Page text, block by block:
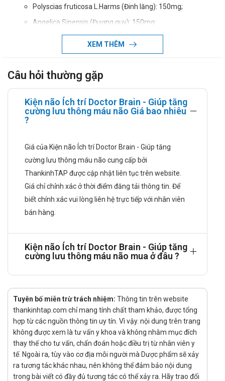
Polyscias fruticosa L.Harms (Đinh lăng): 150mg;
Angelica Sinensis (Đương quy): 150mg;
Salvia miltiorrhiza (Đan sâm): 150mg;
Lycopodiella cernua (Thông đất): 65mg;
Nattokinase: 600FU;
Blueberry extract (Chiết xuất việt quất): 120mg;
Acid glutamic: 100mg;
Folium Loti (Chiết xuất lá sen): 50mg;
Choline Bitartrate: 50mg;
GABA: 50mg;
MgO: 50mg;
Citicoline: 5000mcg;
Pyridoxine Hydroclorid (Vitamin B6): 1mg;
Tác dụng của Kiện não Ích trí Doctor
Brain
Hỗ trợ tăng cường lưu thông máu não, giúp giảm hình thành
huyết khối, hạn chế tai biến mạch máu não do tắc mạch.
Đối tượng sử dụng
Người thiểu năng tuần hoàn não gây đau đầu, hoa mắt chóng
XEM THÊM
Câu hỏi thường gặp
Kiện não Ích trí Doctor Brain - Giúp tăng
cường lưu thông máu não Giá bao nhiêu
?
Giá của Kiện não Ích trí Doctor Brain - Giúp tăng
cường lưu thông máu não cung cấp bởi
ThankinhTAP được cập nhật liên tục trên website.
Giá chỉ chỉnh xác ở thời điểm đăng tải thông tin. Để
biết chính xác vui lòng liên hệ trực tiếp với nhân viên
bán hàng.
Kiện não Ích trí Doctor Brain - Giúp tăng
cường lưu thông máu não mua ở đâu ?
Tuyên bố miễn trừ trách nhiệm: Thông tin trên website
thankinhtap.com chỉ mang tính chất tham khảo, được tổng
hợp từ các nguồn thông tin uy tín. Vì vậy. nội dung trên trang
không được xem là tư vấn y khoa và không nhằm mục đích
thay thế cho tư vấn, chẩn đoán hoặc điều trị từ nhân viên y
tế. Ngoài ra, tùy vào cơ địa mỗi người mà Dược phẩm sẽ xảy
ra tương tác khác nhau, nên không thể đảm bảo nội dung
trong bài viết có đầy đủ tương tác có thể xảy ra. Hãy trao đổi